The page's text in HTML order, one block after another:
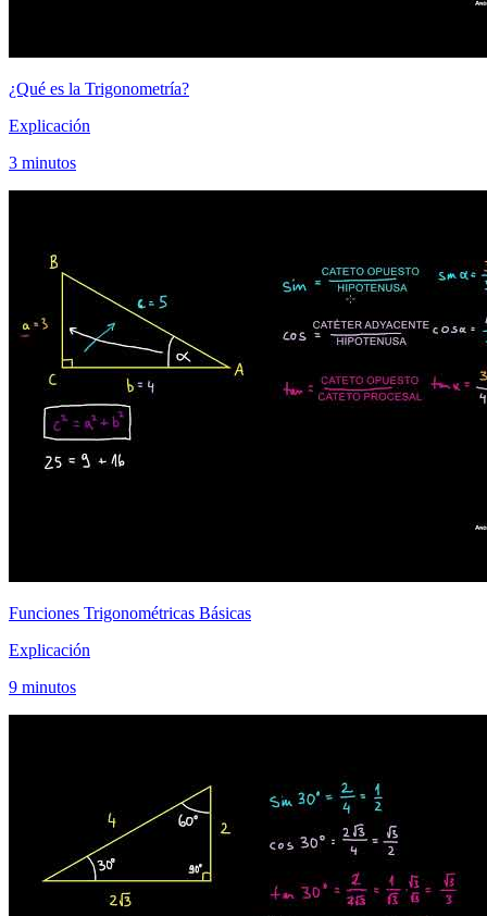
¿Qué es la Trigonometría?
Explicación
3 minutos
Funciones Trigonométricas Básicas
Explicación
9 minutos